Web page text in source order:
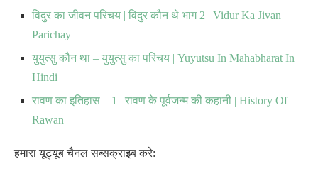
विदुर का जीवन परिचय | विदुर कौन थे भाग 2 | Vidur Ka Jivan
Parichay
युयुत्सु कौन था – युयुत्सु का परिचय | Yuyutsu In Mahabharat In
Hindi
रावण का इतिहास – 1 | रावण के पूर्वजन्म की कहानी | History Of
Rawan
हमारा यूट्यूब चैनल सब्सक्राइब करे: